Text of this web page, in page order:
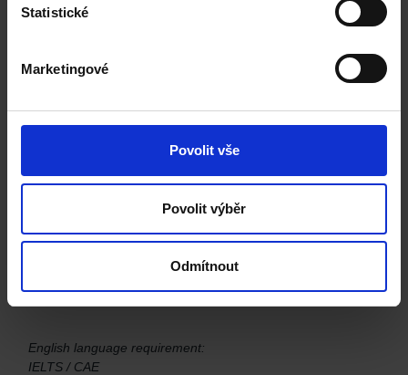
Statistické
Marketingové
Povolit vše
Povolit výběr
Odmítnout
University of Hertfordshire
Management with Logistics and Supply Chain Management
University of Lincoln
English language requirement:
IELTS / CAE